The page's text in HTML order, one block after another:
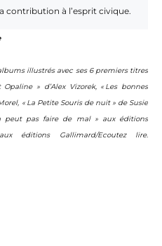
contribution à l’esprit civique.
illustrés avec ses 6 premiers titres
» d’Alex Vizorek, « Les bonnes
« La Petite Souris de nuit » de Susie
peut pas faire de mal » aux éditions
éditions Gallimard/Ecoutez lire.